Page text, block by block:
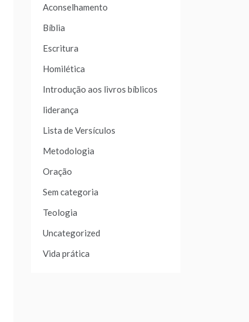
Aconselhamento
Bíblia
Escritura
Homilética
Introdução aos livros bíblicos
liderança
Lista de Versículos
Metodologia
Oração
Sem categoria
Teologia
Uncategorized
Vida prática